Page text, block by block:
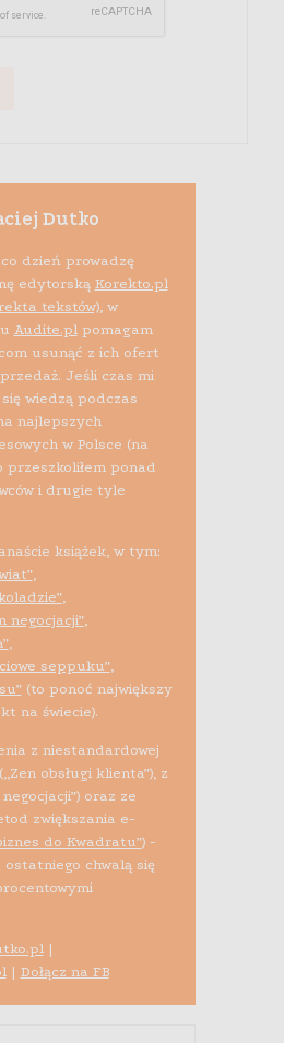
Dutko
dzień prowadzę
edytorską Korekto.pl
tekstów), w
Audite.plpomagam
usunąć z ich ofert
Jeśli czas mi
wiedzą podczas
najlepszych
w Polsce (na
przeszkoliłem ponad
i drugie tyle
książek, w tym:
,
,
negocjacji”,
,
seppuku”,
(to ponoć największy
na świecie).
z niestandardowej
obsługi klienta”), z
oraz ze
zwiększania e-
do Kwadratu”) -
chwalą się
|
| Dołącz na FB